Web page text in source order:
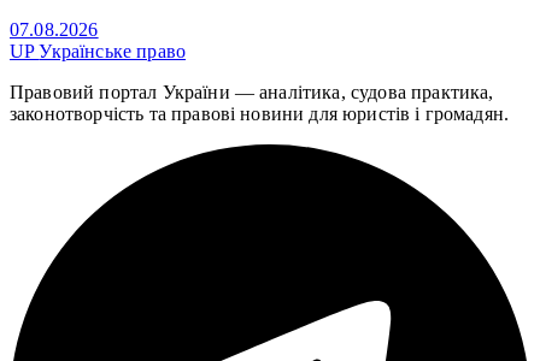
07.08.2026
UPУкраїнське право
Правовий портал України — аналітика, судова практика,
законотворчість та правові новини для юристів і громадян.